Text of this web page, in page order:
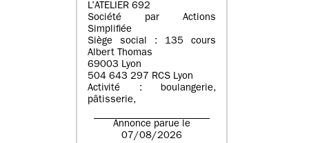
L’ATELIER 692
Société par Actions
Simplifiée
Siège social : 135 cours
Albert Thomas
69003 Lyon
504 643 297 RCS Lyon
Activité : boulangerie,
pâtisserie,
Annonce parue le
07/08/2026